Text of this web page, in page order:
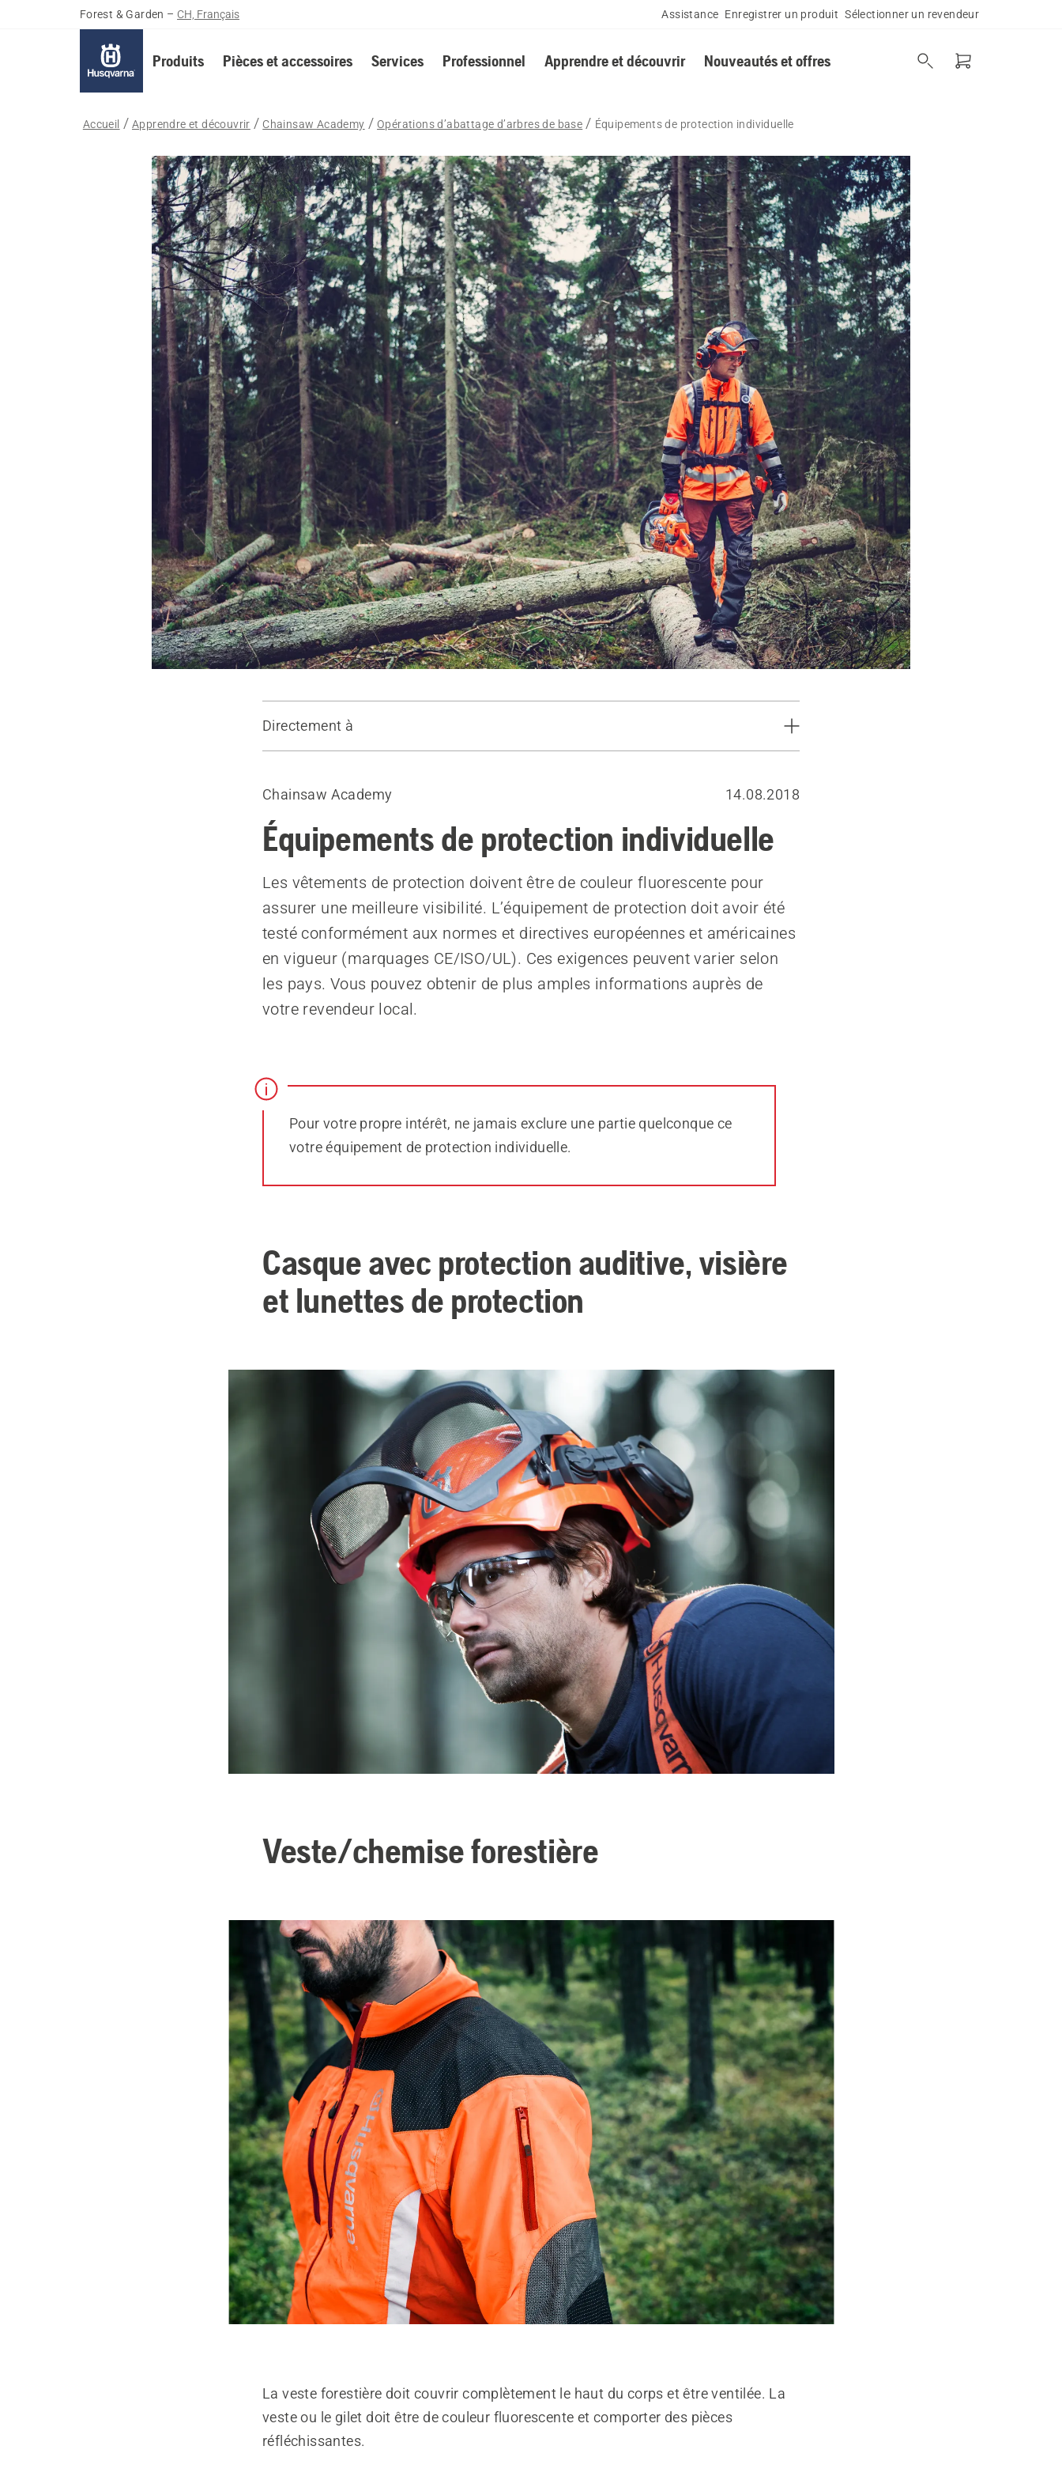
Forest & Garden – CH, Français Assistance Enregistrer un produit Sélectionner un revendeur
Produits Pièces et accessoires Services Professionnel Apprendre et découvrir Nouveautés et offres
Accueil Apprendre et découvrir Chainsaw Academy Opérations d’abattage d’arbres de base Équipements de protection individuelle
Directement à
Casque, etc
Pantalons/jambières de protection
Bottes de protection
Gants de travail
Premiers soins
Matériel de communication
Chainsaw Academy 14.08.2018
Équipements de protection individuelle
Les vêtements de protection doivent être de couleur fluorescente pour
assurer une meilleure visibilité. L’équipement de protection doit avoir été
testé conformément aux normes et directives européennes et américaines
en vigueur (marquages CE/ISO/UL). Ces exigences peuvent varier selon
les pays. Vous pouvez obtenir de plus amples informations auprès de
votre revendeur local.
Pour votre propre intérêt, ne jamais exclure une partie quelconque ce
votre équipement de protection individuelle.
Casque avec protection auditive, visière
et lunettes de protection
Veste/chemise forestière
La veste forestière doit couvrir complètement le haut du corps et être ventilée. La
veste ou le gilet doit être de couleur fluorescente et comporter des pièces
réfléchissantes.